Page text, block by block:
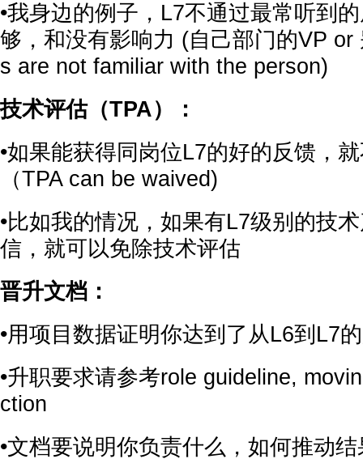
•我身边的例子，L7不通过最常听到
够，和没有影响力 (自己部门的VP or
s are not familiar with the person)
技术评估（TPA）：
•如果能获得同岗位L7的好的反馈，
（TPA can be waived)
•比如我的情况，如果有L7级别的技
信，就可以免除技术评估
晋升文档：
•用项目数据证明你达到了从L6到L7
•升职要求请参考role guideline,
ction
•文档要说明你负责什么，如何推动